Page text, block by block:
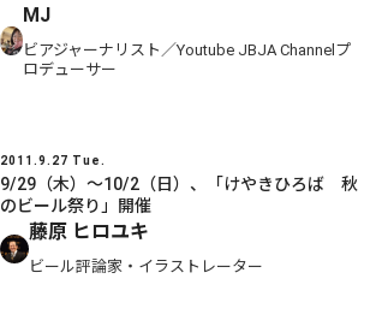
MJ
ビアジャーナリスト／Youtube JBJA Channelプ
ロデューサー
2011.9.27 Tue.
9/29（木）～10/2（日）、「けやきひろば 秋
のビール祭り」開催
藤原 ヒロユキ
ビール評論家・イラストレーター